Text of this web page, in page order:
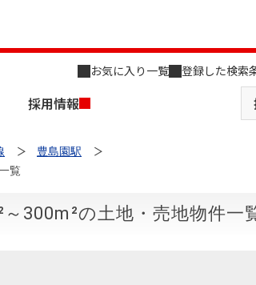
お気に入り一覧 登録した検索
採用情報
豊島園駅
覧
300m²の土地・売地物件一